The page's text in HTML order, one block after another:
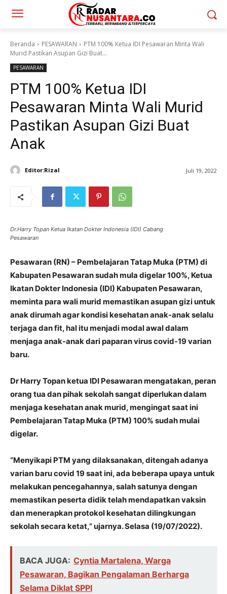
Beranda PESAWARAN
PTM 100% Ketua IDI Pesawaran Minta Wali
Murid Pastikan Asupan Gizi Buat...
PESAWARAN
PTM 100% Ketua IDI
Pesawaran Minta Wali Murid
Pastikan Asupan Gizi Buat
Anak
Editor:Rizal Juli 19, 2022
Dr.Harry Topan Ketua Ikatan Dokter Indonesia (IDI) Cabang
Pesawaran
Pesawaran (RN) – Pembelajaran Tatap Muka (PTM) di
Kabupaten Pesawaran sudah mula digelar 100%, Ketua
Ikatan Dokter Indonesia (IDI) Kabupaten Pesawaran,
meminta para wali murid memastikan asupan gizi untuk
anak dirumah agar kondisi kesehatan anak-anak selalu
terjaga dan fit, hal itu menjadi modal awal dalam
menjaga anak-anak dari paparan virus covid-19 varian
baru.
Dr Harry Topan ketua IDI Pesawaran mengatakan, peran
orang tua dan pihak sekolah sangat diperlukan dalam
menjaga kesehatan anak murid, mengingat saat ini
Pembelajaran Tatap Muka (PTM) 100% sudah mulai
digelar.
“Menyikapi PTM yang dilaksanakan, ditengah adanya
varian baru covid 19 saat ini, ada beberapa upaya untuk
melakukan pencegahannya, salah satunya dengan
memastikan peserta didik telah mendapatkan vaksin
dan menerapkan protokol kesehatan dilingkungan
sekolah secara ketat,” ujarnya. Selasa (19/07/2022).
BACA JUGA: Cyntia Martalena, Warga
Pesawaran, Bagikan Pengalaman Berharga
Selama Diklat SPPI